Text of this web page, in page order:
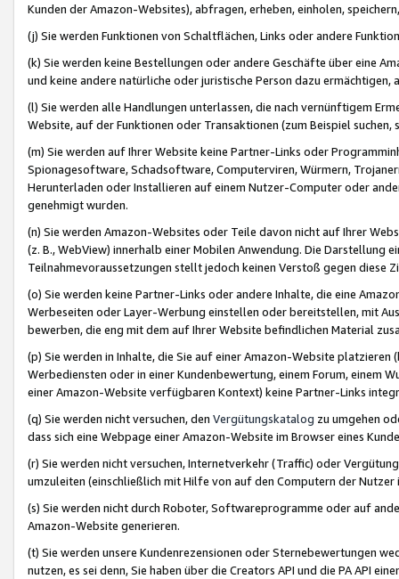
Kunden der Amazon-Websites), abfragen, erheben, einholen,
(j) Sie werden Funktionen von Schaltflächen, Links oder andere
(k) Sie werden keine Bestellungen oder andere Geschäfte über eine
und keine andere natürliche oder juristische Person dazu
(l) Sie werden alle Handlungen unterlassen, die nach vernünftigem
Website, auf der Funktionen oder Transaktionen (zum Beispiel
(m) Sie werden auf Ihrer Website keine Partner-Links oder
Spionagesoftware, Schadsoftware, Computerviren, Würmern,
Herunterladen oder Installieren auf einem Nutzer-Computer oder
genehmigt wurden.
(n) Sie werden Amazon-Websites oder Teile davon nicht auf Ihrer
(z. B., WebView) innerhalb einer Mobilen Anwendung. Die Darstellung
Teilnahmevoraussetzungen stellt jedoch keinen Verstoß gegen diese
(o) Sie werden keine Partner-Links oder andere Inhalte, die eine
Werbeseiten oder Layer-Werbung einstellen oder bereitstellen, mit
bewerben, die eng mit dem auf Ihrer Website befindlichen Material
(p) Sie werden in Inhalte, die Sie auf einer Amazon-Website
Werbediensten oder in einer Kundenbewertung, einem Forum, einem
einer Amazon-Website verfügbaren Kontext) keine Partner-Links
(q) Sie werden nicht versuchen, den Vergütungskatalog zu umgehen
dass sich eine Webpage einer Amazon-Website im Browser eines
(r) Sie werden nicht versuchen, Internetverkehr (Traffic) oder
umzuleiten (einschließlich mit Hilfe von auf den Computern der
(s) Sie werden nicht durch Roboter, Softwareprogramme oder auf
Amazon-Website generieren.
(t) Sie werden unsere Kundenrezensionen oder Sternebewertungen
nutzen, es sei denn, Sie haben über die Creators API und die PA API